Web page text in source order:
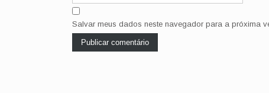
Salvar meus dados neste navegador para a próxima